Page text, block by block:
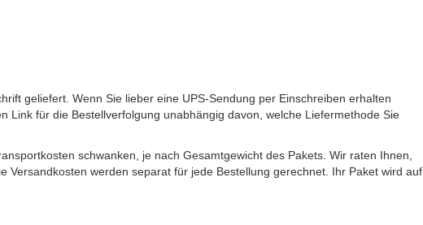
geliefert. Wenn Sie lieber eine UPS-Sendung per Einschreiben erhalten
Link für die Bestellverfolgung unabhängig davon, welche Liefermethode Sie
schwanken, je nach Gesamtgewicht des Pakets. Wir raten Ihnen,
werden separat für jede Bestellung gerechnet. Ihr Paket wird auf